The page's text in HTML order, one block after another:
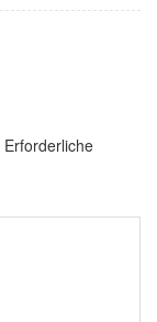
Erforderliche